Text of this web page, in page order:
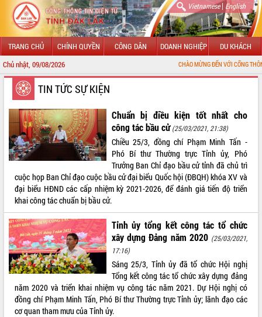
Vietnamese| English
TRANG CHỦ CHÍNH QUYỀN CÔNG DÂN DOANH NGHIỆP DU KHÁCH
Chủ nhật, 09/08/2026 CHÀO MỪNG ĐẾN VỚI CỔNG THÔNG TIN ĐIỆN
GIỚI THIỆU
LÃNH ĐẠO UBND TỈNH
TIN TỨC SỰ KIỆN
SỞ, BAN, NGÀNH
UBND CÁC XÃ, PHƯỜNG
THÔNG TIN CHỈ ĐẠO ĐIỀU HÀNH
HỆ THỐNG VĂN BẢN
VĂN BẢN HĐND TỈNH
QUY HOẠCH - KẾ HOẠCH
TIN TỨC SỰ KIỆN
Chuẩn bị điều kiện tốt nhất cho
công tác bầu cử (25/03/2021, 21:38)
Chiều 25/3, đồng chí Phạm Minh Tấn -
Phó Bí thư Thường trực Tỉnh ủy, Phó
Trưởng Ban Chỉ đạo bầu cử tỉnh đã chủ trì
cuộc họp Ban Chỉ đạo cuộc bầu cử đại biểu Quốc hội (ĐBQH) khóa XV và
đại biểu HĐND các cấp nhiệm kỳ 2021-2026, để đánh giá tiến độ triển
khai công tác chuẩn bị bầu cử.
Tỉnh ủy tổng kết công tác tổ chức
xây dựng Đảng năm 2020 (25/03/2021,
17:16)
Sáng 25/3, Tỉnh ủy đã tổ chức Hội nghị
Tổng kết công tác tổ chức xây dựng đảng
năm 2020 và triển khai nhiệm vụ công tác năm 2021. Dự Hội nghị có
đồng chí Phạm Minh Tấn, Phó Bí thư Thường trực Tỉnh ủy; lãnh đạo các
cơ quan tham mưu của Tỉnh ủy.